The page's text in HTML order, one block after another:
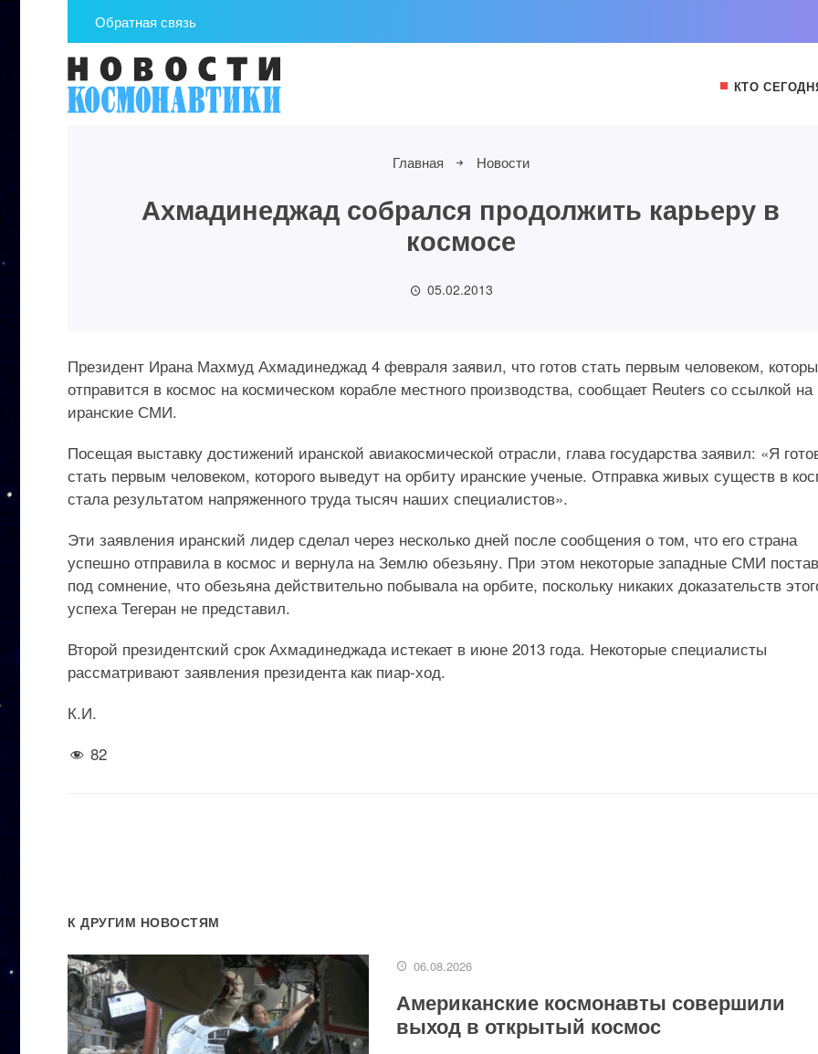
Обратная связь
КТО
Главная Новости
Ахмадинеджад собрался продолжить карьеру в
космосе
05.02.2013
Президент Ирана Махмуд Ахмадинеджад 4 февраля заявил, что готов стать первым человеком,
отправится в космос на космическом корабле местного производства, сообщает Reuters со ссылкой на
иранские СМИ.
Посещая выставку достижений иранской авиакосмической отрасли, глава государства заявил: «Я
стать первым человеком, которого выведут на орбиту иранские ученые. Отправка живых существ в
стала результатом напряженного труда тысяч наших специалистов».
Эти заявления иранский лидер сделал через несколько дней после сообщения о том, что его страна
успешно отправила в космос и вернула на Землю обезьяну. При этом некоторые западные СМИ
под сомнение, что обезьяна действительно побывала на орбите, поскольку никаких доказательств
успеха Тегеран не представил.
Второй президентский срок Ахмадинеджада истекает в июне 2013 года. Некоторые специалисты
рассматривают заявления президента как пиар-ход.
К.И.
82
К ДРУГИМ НОВОСТЯМ
06.08.2026
Американские космонавты совершили
выход в открытый космос